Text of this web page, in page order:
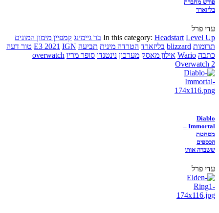
פורש מחברת
בליזארד
עדי פרל
In this category: Headstart Level Up בר גיימינג קמפיין מימון המונים
תרומות blizzard בליזארד הטרדה מינית תביעה E3 2021 IGN
טור דעה
כתבה Wario אילון מאסק מערכון נינטנדו סופר מריו overwatch
Overwatch 2
Diablo
Immortal –
מסחטת
הכספים
ששברה אותי
עדי פרל